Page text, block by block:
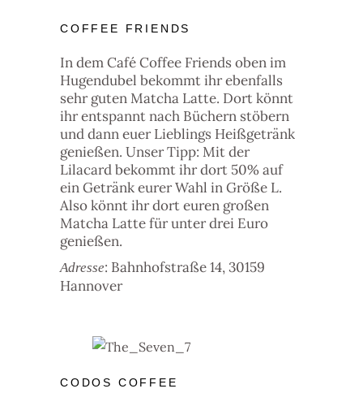
COFFEE FRIENDS
In dem Café Coffee Friends oben im
Hugendubel bekommt ihr ebenfalls
sehr guten Matcha Latte. Dort könnt
ihr entspannt nach Büchern stöbern
und dann euer Lieblings Heißgetränk
genießen. Unser Tipp: Mit der
Lilacard bekommt ihr dort 50% auf
ein Getränk eurer Wahl in Größe L.
Also könnt ihr dort euren großen
Matcha Latte für unter drei Euro
genießen.
Adresse: Bahnhofstraße 14, 30159
Hannover
CODOS COFFEE